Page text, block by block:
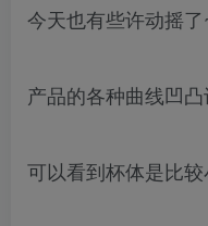
今天也有些许动摇了
产品的各种曲线凹
可以看到杯体是比较